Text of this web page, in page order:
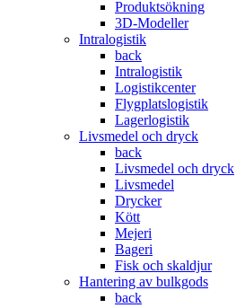
Produktsökning
3D-Modeller
Intralogistik
back
Intralogistik
Logistikcenter
Flygplatslogistik
Lagerlogistik
Livsmedel och dryck
back
Livsmedel och dryck
Livsmedel
Drycker
Kött
Mejeri
Bageri
Fisk och skaldjur
Hantering av bulkgods
back